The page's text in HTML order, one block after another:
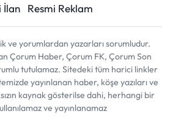
İlan
Resmi Reklam
ve yorumlardan yazarları sorumludur.
Çorum Haber, Çorum FK, Çorum Son
tutulamaz. Sitedeki tüm harici linkler
yayınlanan haber, köşe yazıları ve
kaynak gösterilse dahi, herhangi bir
ve yayınlanamaz